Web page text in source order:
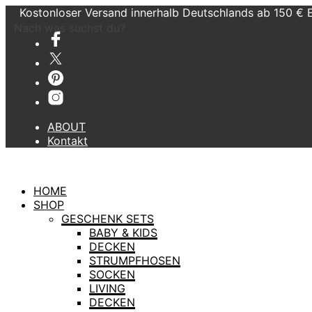
Kostonloser Versand innerhalb Deutschlands ab 150 €
ABOUT
Kontakt
HOME
SHOP
GESCHENK SETS
BABY & KIDS
DECKEN
STRUMPFHOSEN
SOCKEN
LIVING
DECKEN
Nach was suchst du?